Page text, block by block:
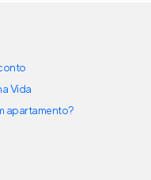
Vida
apartamento?